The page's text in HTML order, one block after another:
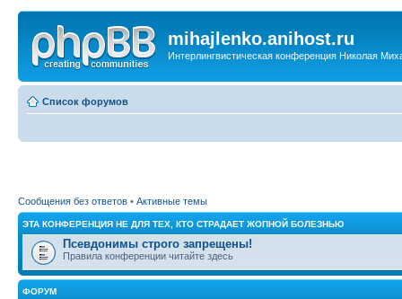
mihajlenko.anihost.ru
Интерлингвистическая конференция Николая
Список форумов
Сообщения без ответов • Активные темы
ЭТА КОНФЕРЕНЦИЯ НЕ ДЛЯ ТЕХ, КТО СТРАДАЕТ ЖОПНОЙ БОЛЕЗНЬЮ
Псевдонимы строго запрещены!
Правила конференции читайте здесь
ФОРУМ